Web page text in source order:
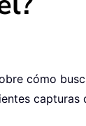
cómo
capturas